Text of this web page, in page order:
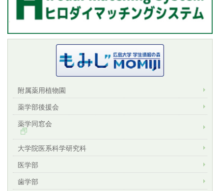
附属薬用植物園
薬学部後援会
薬学同窓会
大学院医系科学研究科
医学部
歯学部